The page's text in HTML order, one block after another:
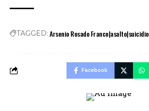
TAGGED: Arsenio Rosado Franco|asalto|suicidio
Facebook